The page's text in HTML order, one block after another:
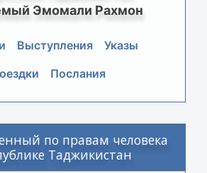
Эмомали Рахмон
Выступления
Указы
Послания
по правам человека
Таджикистан